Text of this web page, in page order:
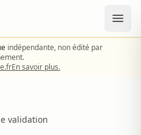
indépendante, non édité par
En savoir plus.
validation